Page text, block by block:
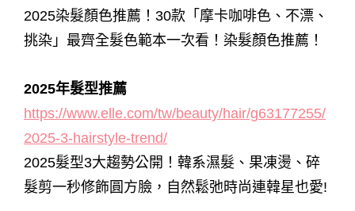
2025染髮顏色推薦！30款「摩卡咖啡色、不漂、
挑染」最齊全髮色範本一次看！染髮顏色推薦！
2025年髮型推薦
https://www.elle.com/tw/beauty/hair/g63177255/
2025-3-hairstyle-trend/
2025髮型3大趨勢公開！韓系濕髮、果凍燙、碎
髮剪一秒修飾圓方臉，自然鬆弛時尚連韓星也愛!